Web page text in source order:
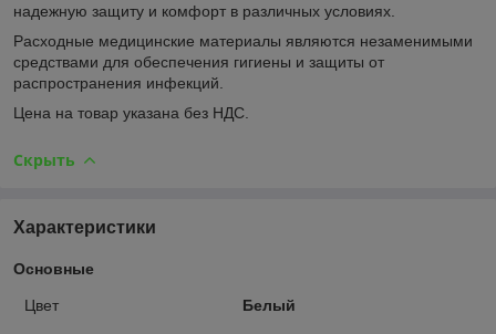
надежную защиту и комфорт в различных условиях.
Расходные медицинские материалы являются незаменимыми
средствами для обеспечения гигиены и защиты от
распространения инфекций.
Цена на товар указана без НДС.
Скрыть
Характеристики
Основные
Цвет Белый